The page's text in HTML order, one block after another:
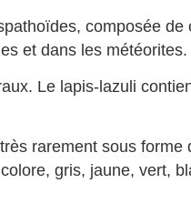
composée
et dans les météorites.
Le lapis-lazuli
rarement sous
gris, jaune, vert,